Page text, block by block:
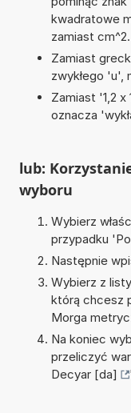
kwadratowe
zamiast cm^2.
Zamiast
zwykłego 'u',
Zamiast '1,2
oznacza
lub:
wyboru
Wybierz
przypadku '
Następnie
Wybierz z
którą chcesz
Morga
Na koniec
przeliczyć
Decyar [da]